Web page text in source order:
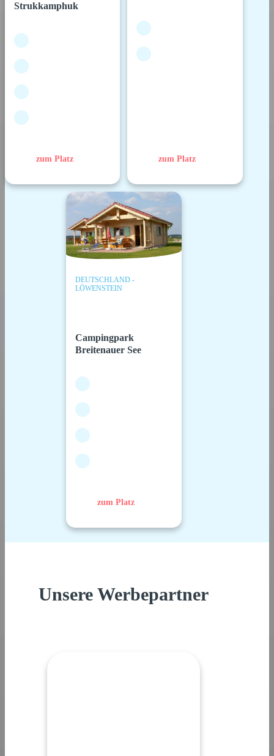
Strukkamphuk
zum Platz zum Platz
DEUTSCHLAND -
LÖWENSTEIN
Campingpark
Breitenauer See
zum Platz
Unsere Werbepartner